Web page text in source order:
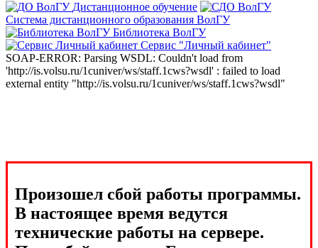
Дистанционное обучение
Система дистанционного образования ВолГУ
Библиотека ВолГУ
Сервис "Личный кабинет"
SOAP-ERROR: Parsing WSDL: Couldn't load from
'http://is.volsu.ru/1cuniver/ws/staff.1cws?wsdl' : failed to load
external entity "http://is.volsu.ru/1cuniver/ws/staff.1cws?wsdl"
Произошел сбой работы программы.
В настоящее время ведутся
технические работы на сервере.